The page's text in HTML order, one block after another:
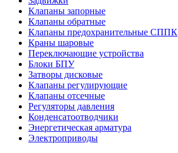
Клапаны запорные
Клапаны обратные
Клапаны предохранительные СППК
Краны шаровые
Переключающие устройства
Блоки БПУ
Затворы дисковые
Клапаны регулирующие
Клапаны отсечные
Регуляторы давления
Конденсатоотводчики
Энергетическая арматура
Электроприводы